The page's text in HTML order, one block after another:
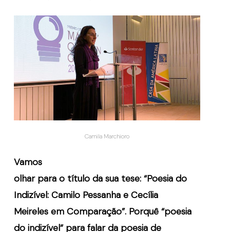
Camila Marchioro
Vamos
olhar para o título da sua tese: “Poesia do
Indizível: Camilo Pessanha e Cecília
Meireles em Comparação”. Porquê “poesia
do indizível” para falar da poesia de